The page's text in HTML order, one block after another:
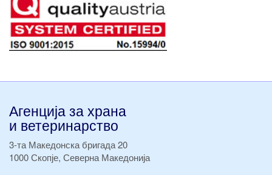
Агенција за храна
и ветеринарство
3-та Македонска бригада 20
1000 Скопје, Северна Македонија